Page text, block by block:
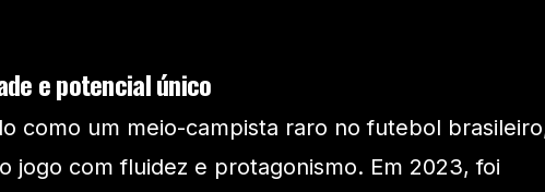
e potencial único
como um meio-campista raro no futebol
jogo com fluidez e protagonismo. Em 2023, foi